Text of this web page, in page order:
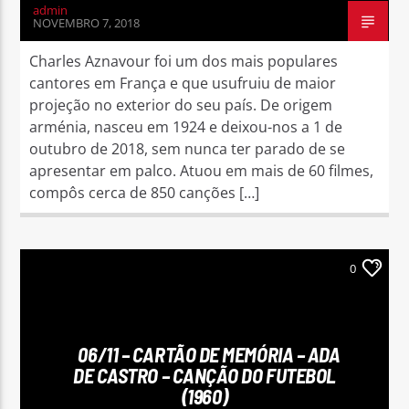
admin
NOVEMBRO 7, 2018
Charles Aznavour foi um dos mais populares
cantores em França e que usufruiu de maior
projeção no exterior do seu país. De origem
arménia, nasceu em 1924 e deixou-nos a 1 de
outubro de 2018, sem nunca ter parado de se
apresentar em palco. Atuou em mais de 60 filmes,
compôs cerca de 850 canções […]
0
06/11 – CARTÃO DE MEMÓRIA – ADA
DE CASTRO – CANÇÃO DO FUTEBOL
(1960)